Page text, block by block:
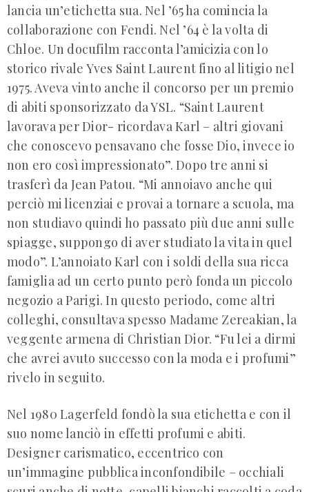
lancia un’etichetta sua. Nel ’65 ha comincia la
collaborazione con Fendi. Nel ’64 è la volta di
Chloe. Un docufilm racconta l’amicizia con lo
storico rivale Yves Saint Laurent fino al litigio nel
1975. Aveva vinto anche il concorso per un premio
di abiti sponsorizzato da YSL. “Saint Laurent
lavorava per Dior- ricordava Karl – altri giovani
che conoscevo pensavano che fosse Dio, invece io
non ero così impressionato”. Dopo tre anni si
trasferì da Jean Patou. “Mi annoiavo anche qui
perciò mi licenziai e provai a tornare a scuola, ma
non studiavo quindi ho passato più due anni sulle
spiagge, suppongo di aver studiato la vita in quel
modo”. L’annoiato Karl con i soldi della sua ricca
famiglia ad un certo punto però fonda un piccolo
negozio a Parigi. In questo periodo, come altri
colleghi, consultava spesso Madame Zereakian, la
veggente armena di Christian Dior. “Fu lei a dirmi
che avrei avuto successo con la moda e i profumi”
rivelo in seguito.
Nel 1980 Lagerfeld fondò la sua etichetta e con il
suo nome lanciò in effetti profumi e abiti.
Designer carismatico, eccentrico con
un’immagine pubblica inconfondibile – occhiali